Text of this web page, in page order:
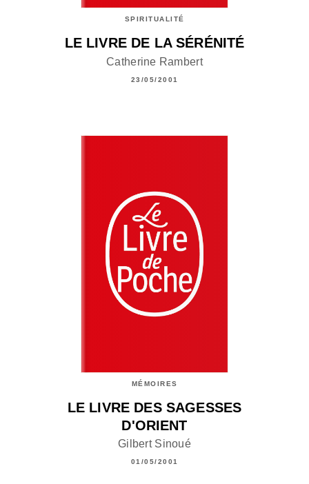
SPIRITUALITÉ
LE LIVRE DE LA SÉRÉNITÉ
Catherine Rambert
23/05/2001
MÉMOIRES
LE LIVRE DES SAGESSES
D'ORIENT
Gilbert Sinoué
01/05/2001